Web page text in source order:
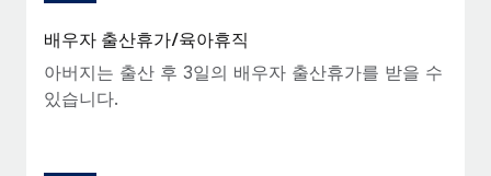
배우자 출산휴가/육아휴직
아버지는 출산 후 3일의 배우자 출산휴가를 받을 수
있습니다.